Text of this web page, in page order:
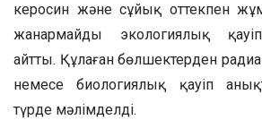
керосин және сұйық оттекпен
жанармайдың экологиялық
айтты. Құлаған бөлшектерден
немесе биологиялық қауіп
түрде мәлімделді.